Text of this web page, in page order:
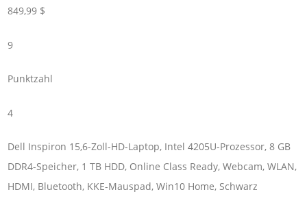
849,99 $
9
Punktzahl
4
Dell Inspiron 15,6-Zoll-HD-Laptop, Intel 4205U-Prozessor, 8 GB
DDR4-Speicher, 1 TB HDD, Online Class Ready, Webcam, WLAN,
HDMI, Bluetooth, KKE-Mauspad, Win10 Home, Schwarz